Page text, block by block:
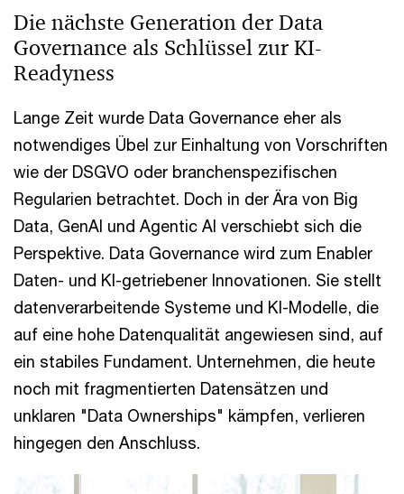
Die nächste Generation der Data
Governance als Schlüssel zur KI-
Readyness
Lange Zeit wurde Data Governance eher als
notwendiges Übel zur Einhaltung von Vorschriften
wie der DSGVO oder branchenspezifischen
Regularien betrachtet. Doch in der Ära von Big
Data, GenAI und Agentic AI verschiebt sich die
Perspektive. Data Governance wird zum Enabler
Daten- und KI-getriebener Innovationen. Sie stellt
datenverarbeitende Systeme und KI-Modelle, die
auf eine hohe Datenqualität angewiesen sind, auf
ein stabiles Fundament. Unternehmen, die heute
noch mit fragmentierten Datensätzen und
unklaren "Data Ownerships" kämpfen, verlieren
hingegen den Anschluss.